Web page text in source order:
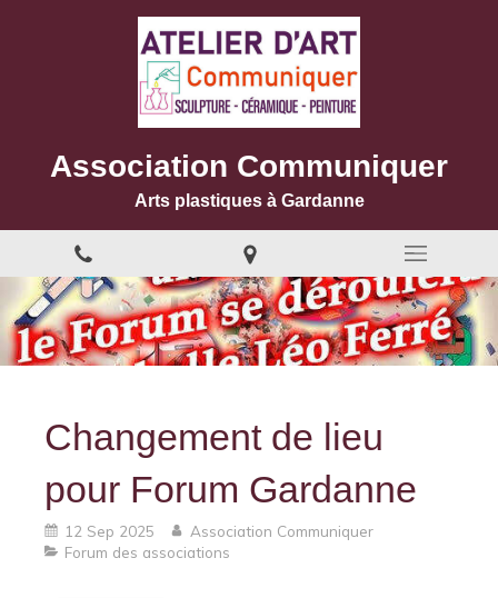
Association Communiquer
Arts plastiques à Gardanne
Changement de lieu
pour Forum Gardanne
12 Sep 2025
Association Communiquer
Forum des associations